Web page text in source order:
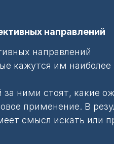
направлений
направлений
кажутся им
ними стоят, какие
применение. В
смысл искать или